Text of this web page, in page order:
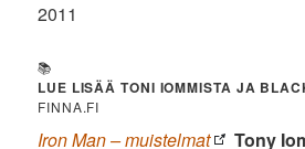
2011
📚
LUE LISÄÄ TONI IOMMISTA JA
FINNA.FI
Iron Man – muistelmat Tony